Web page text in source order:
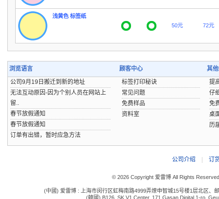
浅黄色 标签纸
50元
72元
浏览语言
公司9月19日搬迁到新的地址
无法互动原因-因为个别人员在网站上
留..
春节放假通知
春节放假通知
订单有出错，暂时应急方法
顾客中心
标签打印秘诀
常见问题
免费样品
资料室
其
提
仔
免
桌
历
公司介绍 订
© 2026 Copyright 爱雷博 All Rights
(中國) 爱雷博 : 上海市闵行区虹梅南路4999弄燎申智城15号楼1层北区、
(韓國) B126, SK V1 Center, 171 Gasan Digital 1-ro,